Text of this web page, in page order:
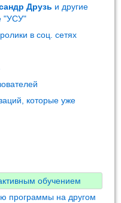
Друзь и другие
"УСУ"
в соц. сетях
которые уже
обучением
программы на другом